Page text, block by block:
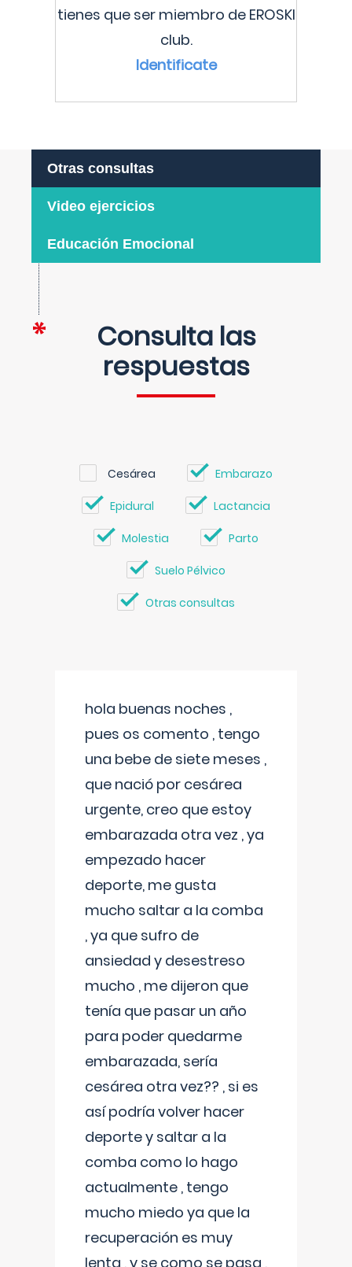
tienes que ser miembro de EROSKI
club.
Identificate
Otras consultas
Video ejercicios
Educación Emocional
Consulta las
respuestas
Cesárea Embarazo
Epidural Lactancia
Molestia Parto
Suelo Pélvico
Otras consultas
hola buenas noches ,
pues os comento , tengo
una bebe de siete meses ,
que nació por cesárea
urgente, creo que estoy
embarazada otra vez , ya
empezado hacer
deporte, me gusta
mucho saltar a la comba
, ya que sufro de
ansiedad y desestreso
mucho , me dijeron que
tenía que pasar un año
para poder quedarme
embarazada, sería
cesárea otra vez?? , si es
así podría volver hacer
deporte y saltar a la
comba como lo hago
actualmente , tengo
mucho miedo ya que la
recuperación es muy
lenta , y se como se pasa ,